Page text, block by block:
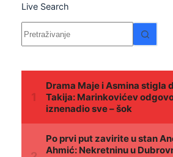
Live Search
Nema
rezultata.